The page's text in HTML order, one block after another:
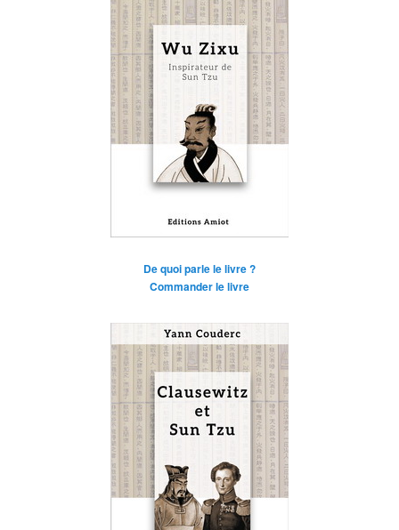
De quoi parle le livre ?
Commander le livre